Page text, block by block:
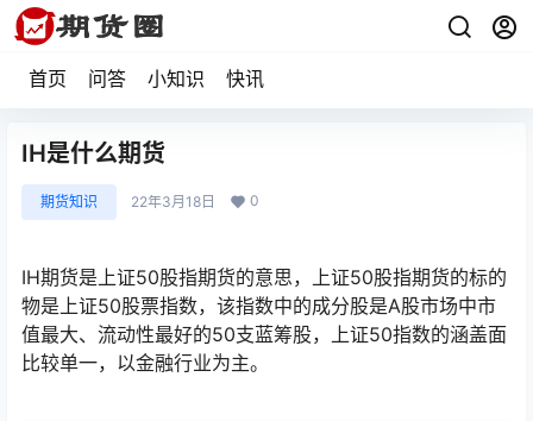
首页 问答 小知识 快讯
IH是什么期货
期货知识 22年3月18日 0
IH期货是上证50股指期货的意思，上证50股指期货的标的
物是上证50股票指数，该指数中的成分股是A股市场中市
值最大、流动性最好的50支蓝筹股，上证50指数的涵盖面
比较单一，以金融行业为主。